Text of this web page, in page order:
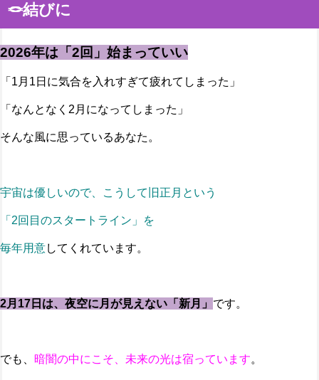
🪢結びに
2026年は「2回」始まっていい
「1月1日に気合を入れすぎて疲れてしまった」
「なんとなく2月になってしまった」
そんな風に思っているあなた。
宇宙は優しいので、こうして旧正月という
「2回目のスタートライン」を
毎年用意してくれています。
2月17日は、夜空に月が見えない「新月」 です。
でも、 暗闇の中にこそ、未来の光は宿っています。